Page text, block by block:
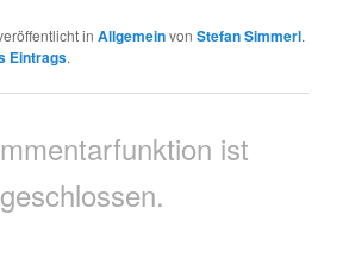
inAllgemeinvonStefan Simmerl.
Eintrags.
ist
geschlossen.